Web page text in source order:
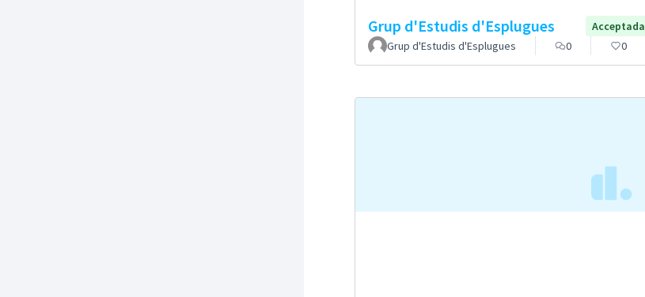
Grup d'Estudis d'Esplugues
Acceptada
Grup d'Estudis d'Esplugues
0 0